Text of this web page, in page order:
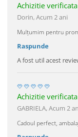
Achizitie verificata
Dorin,Acum 2 ani
Mulțumim pentru
Raspunde
A fost util acest
Achizitie verificata
GABRIELA,Acum 2
Cadoul perfect,